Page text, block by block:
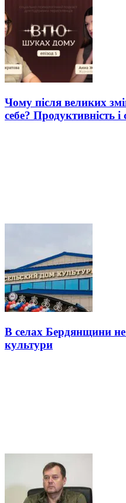
Чому після великих
себе? Продуктивність
В селах Бердянщини не
культури